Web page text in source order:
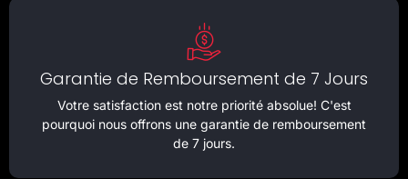
Garantie de Remboursement de 7 Jours
Votre satisfaction est notre priorité absolue! C'est
pourquoi nous offrons une garantie de remboursement
de 7 jours.